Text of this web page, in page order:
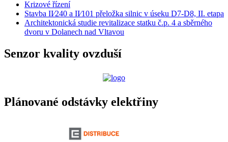
Krizové řízení
Stavba II⁄240 a II⁄101 přeložka silnic v úseku D7-D8, II. etapa
Architektonická studie revitalizace statku č.p. 4 a sběrného
dvoru v Dolanech nad Vltavou
Senzor kvality ovzduší
Plánované odstávky elektřiny